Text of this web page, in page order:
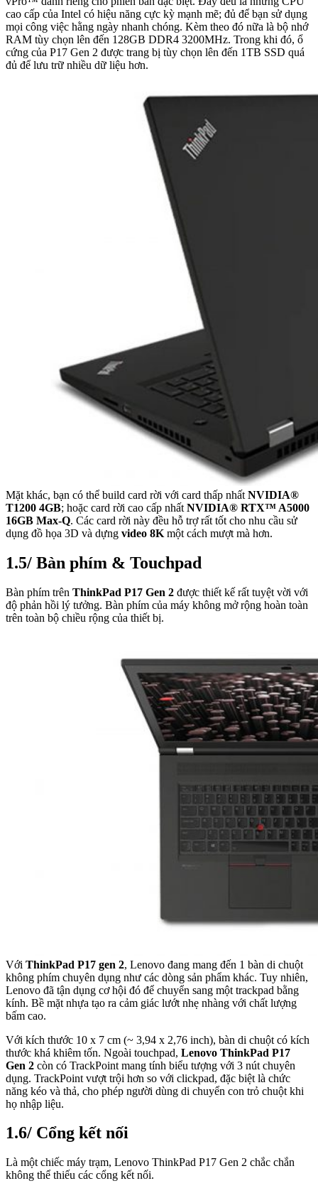
cao cấp của Intel có hiệu năng cực kỳ mạnh mẽ; đủ để bạn sử dụng
mọi công việc hằng ngày nhanh chóng. Kèm theo đó nữa là bộ nhớ
RAM tùy chọn lên đến 128GB DDR4 3200MHz. Trong khi đó, ổ
cứng của P17 Gen 2 được trang bị tùy chọn lên đến 1TB SSD quá
đủ để lưu trữ nhiều dữ liệu hơn.
Mặt khác, bạn có thể build card rời với card thấp nhất NVIDIA®
T1200 4GB; hoặc card rời cao cấp nhất NVIDIA® RTX™ A5000
16GB Max-Q. Các card rời này đều hỗ trợ rất tốt cho nhu cầu sử
dụng đồ họa 3D và dựng video 8K một cách mượt mà hơn.
1.5/ Bàn phím & Touchpad
Bàn phím trên ThinkPad P17 Gen 2 được thiết kế rất tuyệt vời với
độ phản hồi lý tưởng. Bàn phím của máy không mở rộng hoàn toàn
trên toàn bộ chiều rộng của thiết bị.
Với ThinkPad P17 gen 2, Lenovo đang mang đến 1 bàn di chuột
không phím chuyên dụng như các dòng sản phẩm khác. Tuy nhiên,
Lenovo đã tận dụng cơ hội đó để chuyển sang một trackpad bằng
kính. Bề mặt nhựa tạo ra cảm giác lướt nhẹ nhàng với chất lượng
bấm cao.
Với kích thước 10 x 7 cm (~ 3,94 x 2,76 inch), bàn di chuột có kích
thước khá khiêm tốn. Ngoài touchpad, Lenovo ThinkPad P17
Gen 2 còn có TrackPoint mang tính biểu tượng với 3 nút chuyên
dụng. TrackPoint vượt trội hơn so với clickpad, đặc biệt là chức
năng kéo và thả, cho phép người dùng di chuyển con trỏ chuột khi
họ nhập liệu.
1.6/ Cổng kết nối
Là một chiếc máy trạm, Lenovo ThinkPad P17 Gen 2 chắc chắn
không thể thiếu các cổng kết nối.